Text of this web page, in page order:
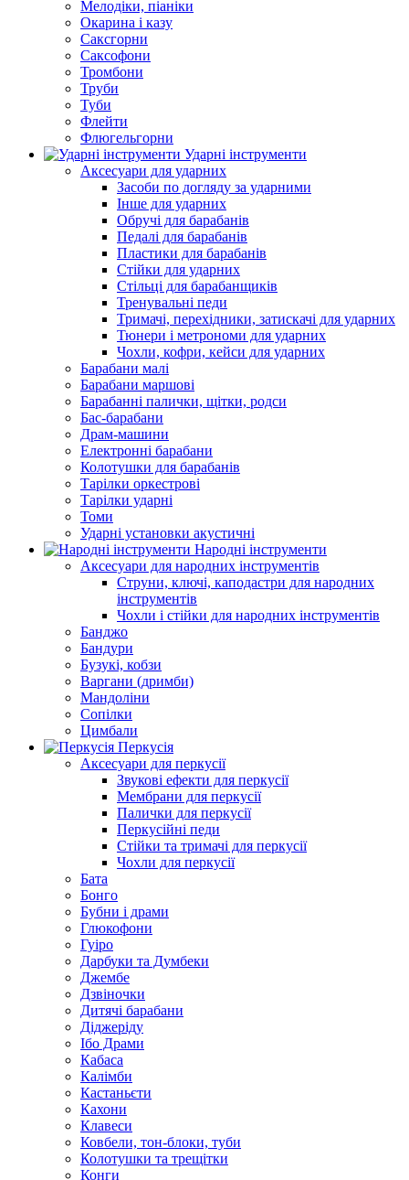
Мелодіки, піаніки
Окарина і казу
Саксгорни
Саксофони
Тромбони
Труби
Туби
Флейти
Флюгельгорни
Ударні інструменти
Аксесуари для ударних
Засоби по догляду за ударними
Інше для ударних
Обручі для барабанів
Педалі для барабанів
Пластики для барабанів
Стійки для ударних
Стільці для барабанщиків
Тренувальні педи
Тримачі, перехідники, затискачі для ударних
Тюнери і метрономи для ударних
Чохли, кофри, кейси для ударних
Барабани малі
Барабани маршові
Барабанні палички, щітки, родси
Бас-барабани
Драм-машини
Електронні барабани
Колотушки для барабанів
Тарілки оркестрові
Тарілки ударні
Томи
Ударні установки акустичні
Народні інструменти
Аксесуари для народних інструментів
Струни, ключі, каподастри для народних
інструментів
Чохли і стійки для народних інструментів
Банджо
Бандури
Бузукі, кобзи
Варгани (дримби)
Мандоліни
Сопілки
Цимбали
Перкусія
Аксесуари для перкусії
Звукові ефекти для перкусії
Мембрани для перкусії
Палички для перкусії
Перкусійні педи
Стійки та тримачі для перкусії
Чохли для перкусії
Бата
Бонго
Бубни і драми
Глюкофони
Гуіро
Дарбуки та Думбеки
Джембе
Дзвіночки
Дитячі барабани
Діджеріду
Ібо Драми
Кабаса
Калімби
Кастаньєти
Кахони
Клавеси
Ковбели, тон-блоки, туби
Колотушки та трещітки
Конги